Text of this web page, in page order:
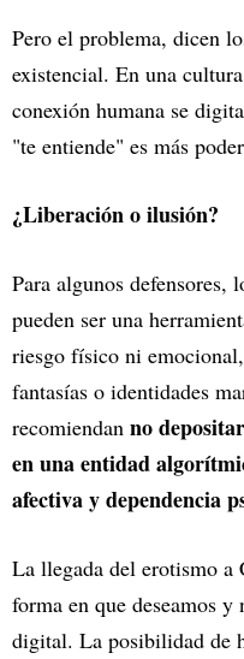
Pero el problema, dicen
existencial. En una
conexión humana se
"te entiende" es más
¿Liberación o ilusión?
Para algunos defensores,
pueden ser una
riesgo físico ni
fantasías o identidades
recomiendan no
en una entidad
afectiva y dependencia
La llegada del erotismo a
forma en que deseamos
digital. La posibilidad de